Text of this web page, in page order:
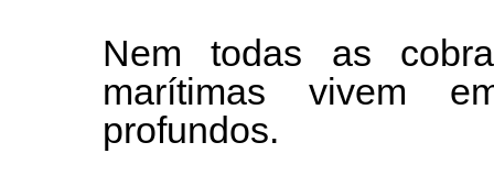
Nem todas as
marítimas vivem
profundos.